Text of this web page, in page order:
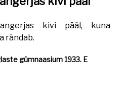
kivi pääl, kuna
rändab.
gümnaasium 1933. E